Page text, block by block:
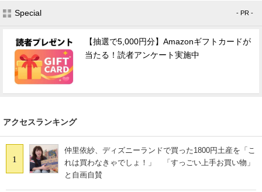
Special - PR -
【抽選で5,000円分】Amazonギフトカードが
当たる！読者アンケート実施中
アクセスランキング
1
仲里依紗、ディズニーランドで買った1800円土産を「こ
れは買わなきゃでしょ！」 「すっごい上手お買い物」
と自画自賛